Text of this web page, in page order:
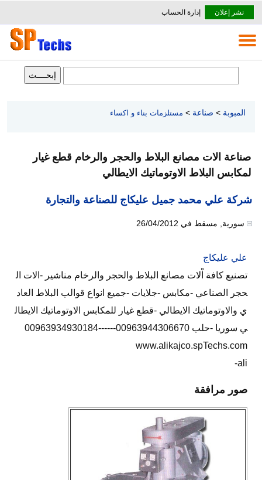
نشر إعلان إدارة الحساب
المبوبة > صناعة > مستلزمات بناء و اكساء
صناعة الات مصانع البلاط والحجر والرخام قطع غيار
لمكابس البلاط الاوتوماتيك الايطالي
شركة علي محمد جميل عليكاج للصناعة والتجارة
سورية مسقط في 26/04/2012
علي عليكاج
تصنيع كافة اْلات مصانع البلاط والحجر والرخام مناشير -الات ال
حجر الصناعي -مكابس -جلايات -جميع انواع قوالب البلاط العاد
ي والاوتوماتيك الايطالي -قطع غيار للمكابس الاوتوماتيك الايطال
ي سوريا -حلب 00963944306670------00963934930184
www.alikajco.spTechs.com
ali-
صور مرافقة